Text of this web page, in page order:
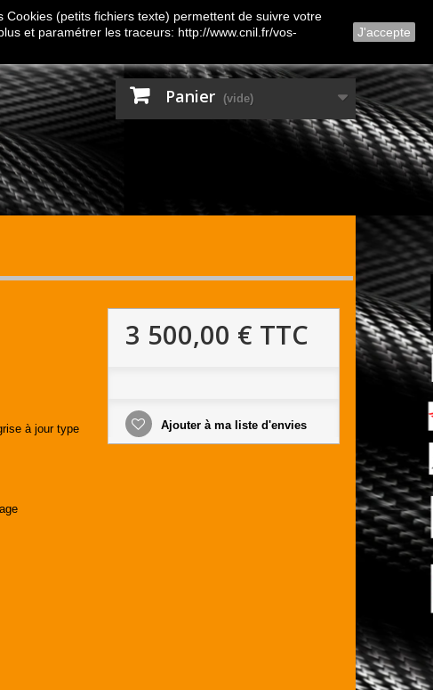
Connexion
Contactez-nous
Panier (vide)
à jour type
3 500,00 € TTC
Ajouter à ma liste d'envies
(petits fichiers texte) permettent de suivre votre
et paramétrer les traceurs: http://www.cnil.fr/vos-
J'accepte